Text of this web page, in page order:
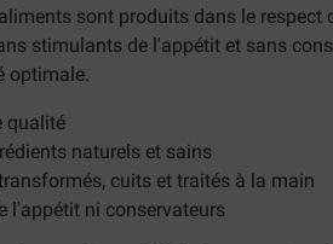
sont produits dans le
stimulants de l'appétit et sans
optimale.
qualité
naturels et sains
cuits et traités à la main
l'appétit ni conservateurs